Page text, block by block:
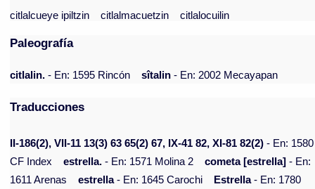
citlalcueye ipiltzin
citlalmacuetzin citlalocuilin
Paleografía
citlalin. - En: 1595 Rincón sîtalin - En: 2002 Mecayapan
Traducciones
II-186(2), VII-11 13(3) 63 65(2) 67, IX-41 82, XI-81 82(2) - En: 1580
CF Index
estrella. - En: 1571 Molina 2 cometa [estrella] - En:
1611 Arenas
estrella- En: 1645 Carochi Estrella- En: 1780